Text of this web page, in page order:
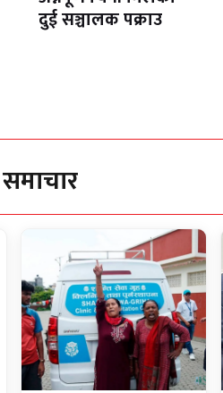
दुई सञ्चालक पक्राउ